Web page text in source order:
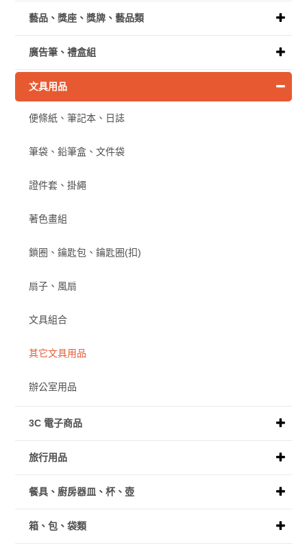
藝品、獎座、獎牌、藝品類
廣告筆、禮盒組
文具用品
便條紙、筆記本、日誌
筆袋、鉛筆盒、文件袋
證件套、掛繩
著色畫組
鎖圈、鑰匙包、鑰匙圈(扣)
扇子、風扇
文具組合
其它文具用品
辦公室用品
3C 電子商品
旅行用品
餐具、廚房器皿、杯、壺
箱、包、袋類